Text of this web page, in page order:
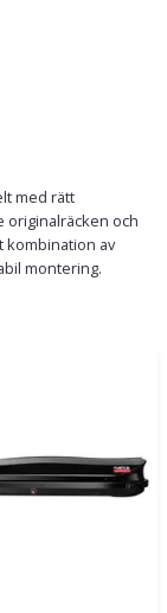
med rätt
originalräcken och
kombination av
montering.